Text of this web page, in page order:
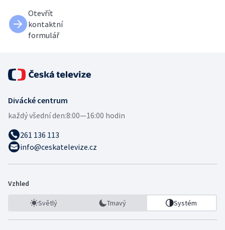
Otevřít
kontaktní
formulář
Divácké centrum
každý všední den:8:00—16:00 hodin
261 136 113
info@ceskatelevize.cz
Vzhled
Světlý Tmavý Systém